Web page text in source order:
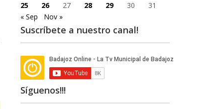
25
26 27 28 29 30
31
« Sep
Nov »
Suscríbete a nuestro canal!
Síguenos!!!